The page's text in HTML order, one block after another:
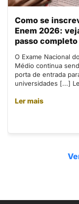
Como se
Enem 2026:
passo completo
O Exame Nacional
Médio continua
porta de entrada
universidades [...]
Ler mais